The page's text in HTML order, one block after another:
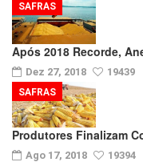
Após 2018 Recorde,
Dez 27, 2018 19439
SAFRAS
Produtores Finalizam
Ago 17, 2018 19394
SAFRAS